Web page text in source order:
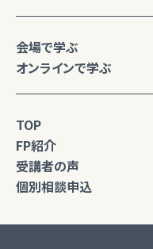
会場で学ぶ
オンラインで学ぶ
TOP
FP紹介
受講者の声
個別相談申込